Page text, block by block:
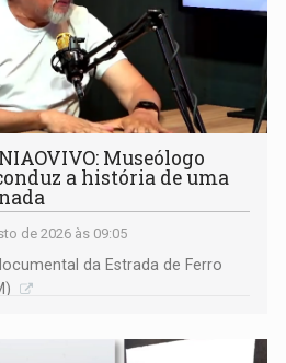
Museólogo
a história de uma
de 2026 às 09:05
da Estrada de Ferro